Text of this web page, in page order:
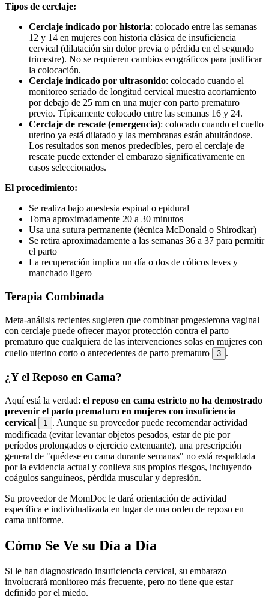
Tipos de cerclaje:
Cerclaje indicado por historia: colocado entre las semanas
12 y 14 en mujeres con historia clásica de insuficiencia
cervical (dilatación sin dolor previa o pérdida en el segundo
trimestre). No se requieren cambios ecográficos para justificar
la colocación.
Cerclaje indicado por ultrasonido: colocado cuando el
monitoreo seriado de longitud cervical muestra acortamiento
por debajo de 25 mm en una mujer con parto prematuro
previo. Típicamente colocado entre las semanas 16 y 24.
Cerclaje de rescate (emergencia): colocado cuando el cuello
uterino ya está dilatado y las membranas están abultándose.
Los resultados son menos predecibles, pero el cerclaje de
rescate puede extender el embarazo significativamente en
casos seleccionados.
El procedimiento:
Se realiza bajo anestesia espinal o epidural
Toma aproximadamente 20 a 30 minutos
Usa una sutura permanente (técnica McDonald o Shirodkar)
Se retira aproximadamente a las semanas 36 a 37 para permitir
el parto
La recuperación implica un día o dos de cólicos leves y
manchado ligero
Terapia Combinada
Meta-análisis recientes sugieren que combinar progesterona vaginal
con cerclaje puede ofrecer mayor protección contra el parto
prematuro que cualquiera de las intervenciones solas en mujeres con
cuello uterino corto o antecedentes de parto prematuro
3 .
¿Y el Reposo en Cama?
Aquí está la verdad: el reposo en cama estricto no ha demostrado
prevenir el parto prematuro en mujeres con insuficiencia
cervical
1
. Aunque su proveedor puede recomendar actividad
modificada (evitar levantar objetos pesados, estar de pie por
períodos prolongados o ejercicio extenuante), una prescripción
general de "quédese en cama durante semanas" no está respaldada
por la evidencia actual y conlleva sus propios riesgos, incluyendo
coágulos sanguíneos, pérdida muscular y depresión.
Su proveedor de MomDoc le dará orientación de actividad
específica e individualizada en lugar de una orden de reposo en
cama uniforme.
Cómo Se Ve su Día a Día
Si le han diagnosticado insuficiencia cervical, su embarazo
involucrará monitoreo más frecuente, pero no tiene que estar
definido por el miedo.